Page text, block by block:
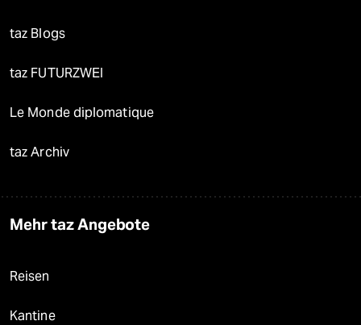
taz Blogs
taz FUTURZWEI
Le Monde diplomatique
taz Archiv
Mehr taz Angebote
Reisen
Kantine